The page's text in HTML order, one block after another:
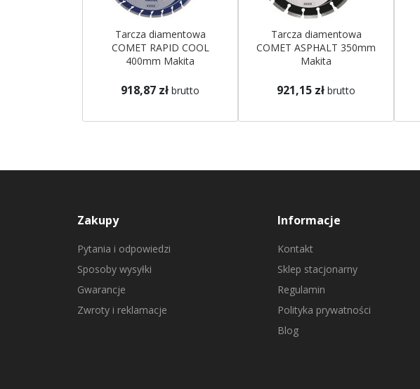
Tarcza diamentowa
COMET RAPID COOL
400mm Makita
918,87 zł brutto
Tarcza diamentowa
COMET ASPHALT 350mm
Makita
921,15 zł brutto
Zakupy
Pytania i odpowiedzi
Sposoby wysyłki
Gwarancje
Zwroty i reklamacje
Informacje
Kontakt
Sklep stacjonarny
Regulamin
Polityka prywatności
Blog